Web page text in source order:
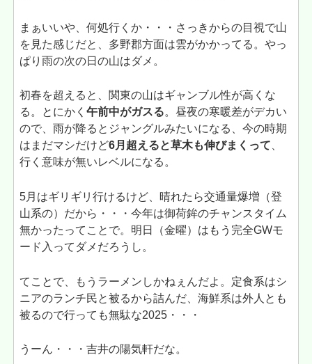
まぁいいや、何処行くか・・・さっきからの目視で山
を見た感じだと、多野郡方面は雲がかかってる。やっ
ぱり雨の次の日の山はダメ。
初春を超えると、関東の山はギャンブル性が高くな
る。とにかく午前中がガスる。昼夜の寒暖差がデカい
ので、雨が降るとジャングルみたいになる、今の時期
はまだマシだけど6月超えると草木も伸びまくって、
行く意味が無いレベルになる。
5月はギリギリ行けるけど、晴れたら交通量爆増（登
山系の）だから・・・今年は御荷鉾のチャンスタイム
無かったってことで。明日（金曜）はもう完全GWモ
ード入ってダメだろうし。
てことで、もうラーメンしかねぇんだよ。定食系はシ
ニアのランチ民と被るから詰んだ、海鮮系は外人とも
被るので行っても無駄な2025・・・
うーん・・・吉井の陽気軒だな。